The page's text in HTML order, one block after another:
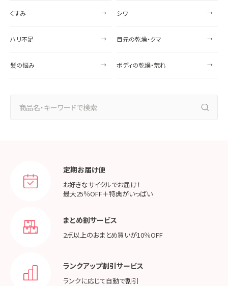
くすみ シワ
ハリ不足 目元の乾燥・クマ
髪の悩み ボディの乾燥・荒れ
定期お届け便
お好きなサイクルでお届け！
最大25％OFF＋特典がいっぱい
まとめ割サービス
2点以上のおまとめ買いが10％OFF
ランクアップ割引サービス
ランクに応じて自動で割引